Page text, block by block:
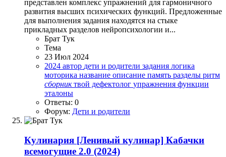
представлен комплекс упражнений для гармоничного
развития высших психических функций. Предложенные
для выполнения задания находятся на стыке
прикладных разделов нейропсихологии и...
Брат Тук
Тема
23 Июл 2024
2024 автор дети и родители задания логика
моторика название описание память разделы ритм
сборник твой дефектолог упражнения функции
эталоны
Ответы: 0
Форум: Дети и родители
Кулинария [Ленивый кулинар] Кабачки
всемогущие 2.0 (2024)